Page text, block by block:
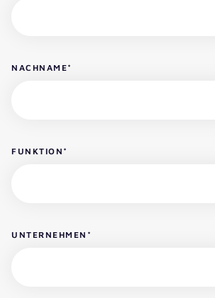
NACHNAME*
FUNKTION *
UNTERNEHMEN *